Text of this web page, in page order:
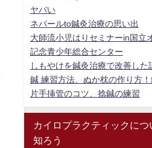
ヤバい
ネパールto鍼灸治療の思い出
大師流小児はりセミナーin国立
記念青少年総合センター
しもやけを鍼灸治療で改善した
鍼 練習方法、ぬか枕の作り方
片手挿管のコツ、捻鍼の練習
カイロプラクティックにつ
知ろう